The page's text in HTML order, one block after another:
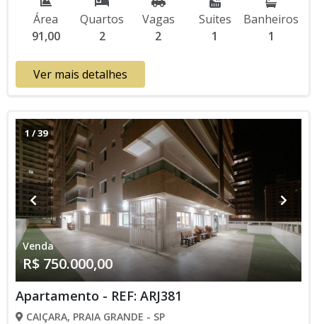
Área
91,00
Quartos
2
Vagas
2
Suites
1
Banheiros
1
Ver mais detalhes
1/39
Venda
R$ 750.000,00
Apartamento - REF: ARJ381
CAIÇARA, PRAIA GRANDE - SP